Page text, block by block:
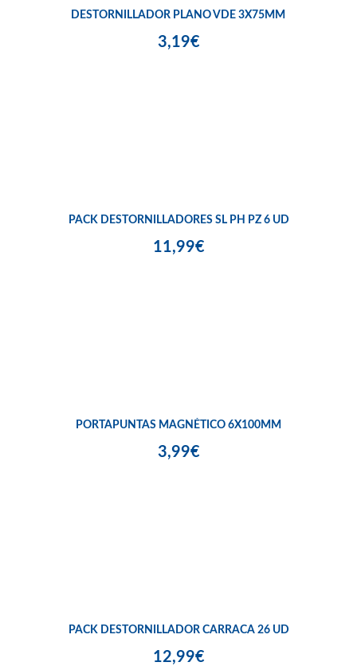
DESTORNILLADOR PLANO VDE 3X75MM
3,19€
PACK DESTORNILLADORES SL PH PZ 6 UD
11,99€
PORTAPUNTAS MAGNÉTICO 6X100MM
3,99€
PACK DESTORNILLADOR CARRACA 26 UD
12,99€